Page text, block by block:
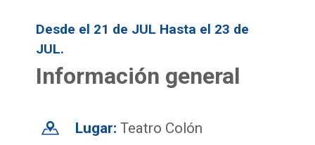
Desde el 21 de JUL Hasta el 23 de
JUL.
Información general
Lugar: Teatro Colón